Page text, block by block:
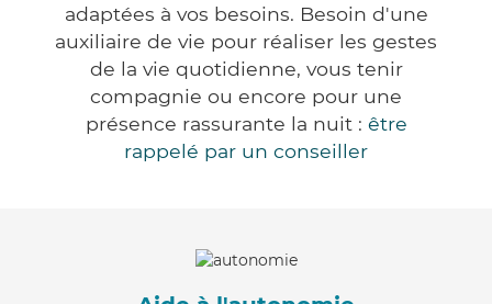
adaptées à vos besoins. Besoin d'une
auxiliaire de vie pour réaliser les gestes
de la vie quotidienne, vous tenir
compagnie ou encore pour une
présence rassurante la nuit : être
rappelé par un conseiller